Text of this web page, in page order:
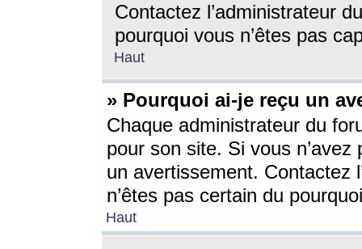
Contactez l’administrateur
pourquoi vous n’êtes pas
Haut
» Pourquoi ai-je reçu un
Chaque administrateur du
pour son site. Si vous
un avertissement. Contactez
n’êtes pas certain du
Haut